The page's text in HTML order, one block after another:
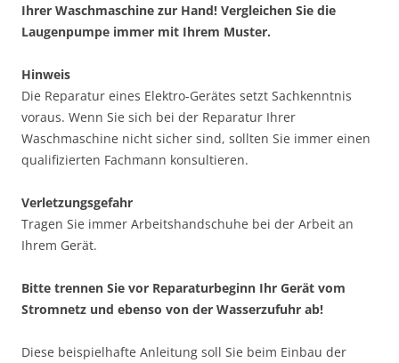
Ihrer Waschmaschine zur Hand! Vergleichen Sie die
Laugenpumpe immer mit Ihrem Muster.
Hinweis
Die Reparatur eines Elektro-Gerätes setzt Sachkenntnis
voraus. Wenn Sie sich bei der Reparatur Ihrer
Waschmaschine nicht sicher sind, sollten Sie immer einen
qualifizierten Fachmann konsultieren.
Verletzungsgefahr
Tragen Sie immer Arbeitshandschuhe bei der Arbeit an
Ihrem Gerät.
Bitte trennen Sie vor Reparaturbeginn Ihr Gerät vom
Stromnetz und ebenso von der Wasserzufuhr ab!
Diese beispielhafte Anleitung soll Sie beim Einbau der